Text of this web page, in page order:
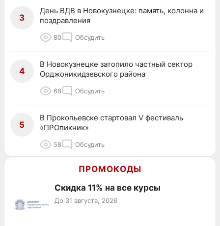
3
День ВДВ в Новокузнецке: память, колонна и
поздравления
80 Обсудить
4
В Новокузнецке затопило частный сектор
Орджоникидзевского района
68 Обсудить
5
В Прокопьевске стартовал V фестиваль
«ПРОпикник»
58 Обсудить
ПРОМОКОДЫ
Скидка 11% на все курсы
До 31 августа, 2026